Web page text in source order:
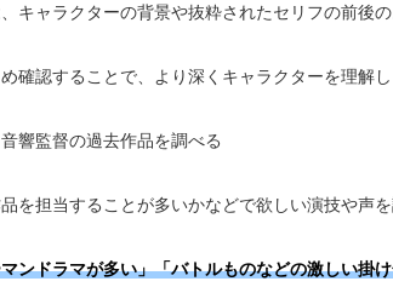
キャラクターの背景や抜粋されたセリフの前後
確認することで、より深くキャラクターを理解し
音響監督の過去作品を調べる
を担当することが多いかなどで欲しい演技や声を
ンドラマが多い」「バトルものなどの激しい掛